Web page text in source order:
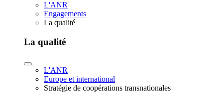
L'ANR
Engagements
La qualité
La qualité
L'ANR
Europe et international
Stratégie de coopérations transnationales